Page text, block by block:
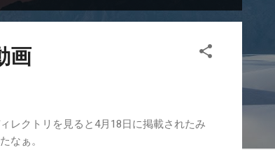
画
レクトリを見ると4月18日に掲載されたみ
なぁ。